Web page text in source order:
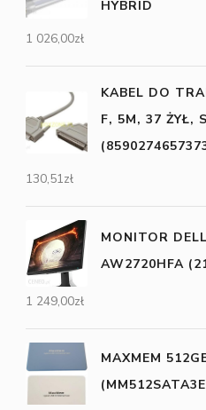
HYBRID
1 026,00zł
KABEL DO
F, 5M, 37 ŻYŁ,
130,51zł
MONITOR
AW2720HFA
1 249,00zł
MAXMEM